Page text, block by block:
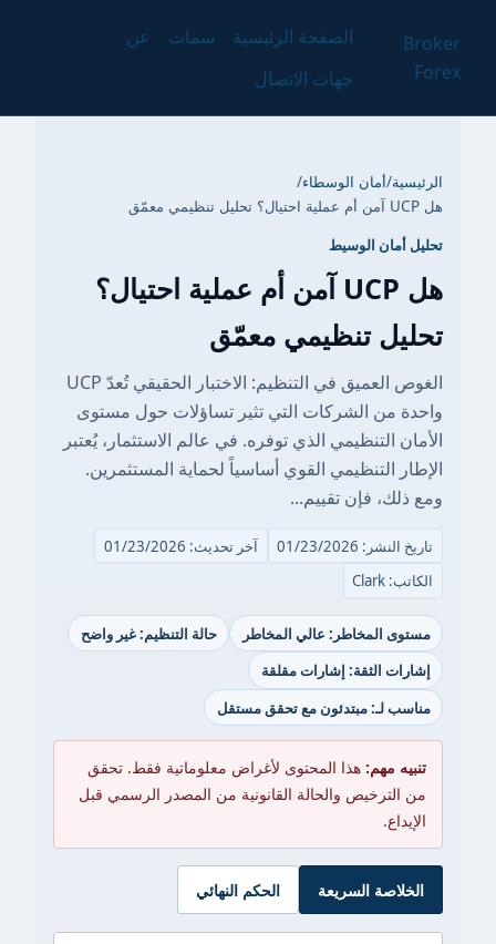
Broker
Forex
الصفحة الرئيسية سمات
عن
جهات الاتصال
الرئيسية/أمان الوسطاء/
هل UCP آمن أم عملية احتيال؟ تحليل تنظيمي معمّق
تحليل أمان الوسيط
هل UCP آمن أم عملية احتيال؟
تحليل تنظيمي معمّق
الغوص العميق في التنظيم: الاختبار الحقيقي تُعدّ UCP
واحدة من الشركات التي تثير تساؤلات حول مستوى
الأمان التنظيمي الذي توفره. في عالم الاستثمار، يُعتبر
الإطار التنظيمي القوي أساسياً لحماية المستثمرين.
ومع ذلك، فإن تقييم...
تاريخ النشر: 01/23/2026
آخر تحديث: 01/23/2026
الكاتب: Clark
مستوى المخاطر: عالي المخاطر
حالة التنظيم: غير واضح
إشارات الثقة: إشارات مقلقة
مناسب لـ: مبتدئون مع تحقق مستقل
تنبيه مهم: هذا المحتوى لأغراض معلوماتية فقط. تحقق
من الترخيص والحالة القانونية من المصدر الرسمي قبل
الإيداع.
الخلاصة السريعة الحكم النهائي